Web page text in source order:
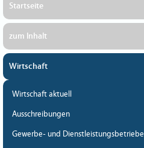
Startseite
zum Inhalt
Wirtschaft
Wirtschaft aktuell
Ausschreibungen
Gewerbe- und Dienstleistungsbetriebe